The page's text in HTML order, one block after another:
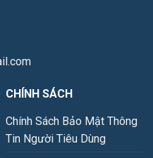
CHÍNH SÁCH
Chính Sách Bảo Mật Thông
Tin Người Tiêu Dùng